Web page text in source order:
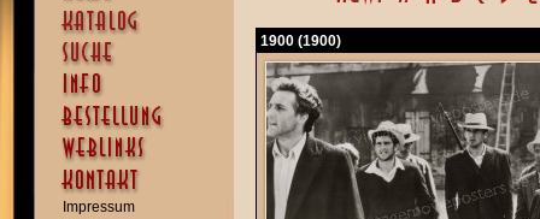
Impressum
1900 (1900)